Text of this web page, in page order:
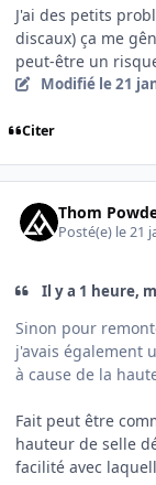
J'ai des petits
discaux) ça me
peut-être un
Modifié le 21
Citer
Thom
Posté(e) le 21
Il y a 1 heure,
Sinon pour
j'avais également
à cause de la
Fait peut être
hauteur de selle
facilité avec